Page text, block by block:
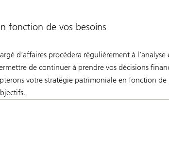
fonction de vos besoins
d’affaires procédera régulièrement à
de continuer à prendre vos décisions
votre stratégie patrimoniale en fonction de